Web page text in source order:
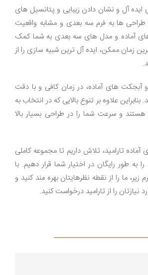
ایده آل و نشان دادن زیبایی و پتانسیل های
طراحی ها به فرم سه بعدی و مشابه واقعیت
آماده و مدل های سه بعدی به شما کمک
زمان ممکن، ایده آل ترین شبیه سازی را از
های آماده، در زمان کافی و با دقت
علاوه بر تنوع بالایی که در انتخاب به
و سرعت شما را در طراحی بسیار بالا
تارامید، تلاش داریم تا مجموعه کاملی
به طور رایگان در اختیار شما قرار دهیم. با
ما را از نقطه نظرهایتان بهره مند کنید و
را از تارامید درخواست کنید.